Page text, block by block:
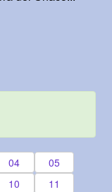
04
05
10
11